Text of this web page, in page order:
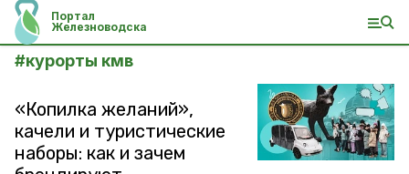
Портал
Железноводска
#курорты кмв
«Копилка желаний»,
качели и туристические
наборы: как и зачем